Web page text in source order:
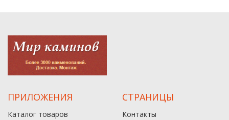
ПРИЛОЖЕНИЯ
Каталог товаров
СТРАНИЦЫ
Контакты